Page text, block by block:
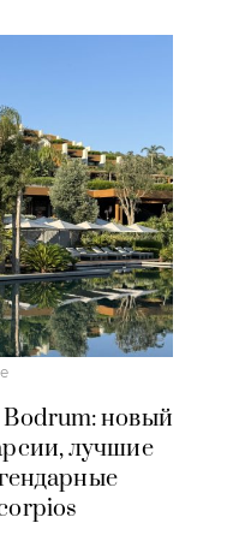
новый
лучшие